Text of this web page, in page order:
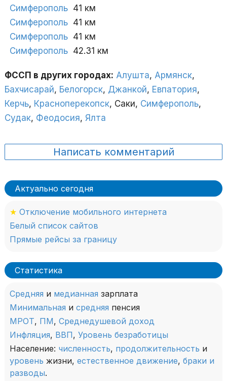
Симферополь 41 км
Симферополь 41 км
Симферополь 41 км
Симферополь 42.31 км
ФССП в других городах: Алушта, Армянск,
Бахчисарай, Белогорск, Джанкой, Евпатория,
Керчь, Красноперекопск, Саки, Симферополь,
Судак, Феодосия, Ялта
Написать комментарий
Актуально сегодня
★ Отключение мобильного интернета
Белый список сайтов
Прямые рейсы за границу
Статистика
Средняя и медианная зарплата
Минимальная и средняя пенсия
МРОТ, ПМ, Среднедушевой доход
Инфляция, ВВП, Уровень безработицы
Население: численность, продолжительность и
уровень жизни, естественное движение, браки и
разводы.